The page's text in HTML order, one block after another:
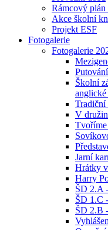
Rámcový
Akce školní
Projekt ESF
Fotogalerie
Fotogalerie
Školní
Tradiční
V
Tvoříme
Jarní
Hrátky
Harry
ŠD 2.A
ŠD 1.C
ŠD 2.B